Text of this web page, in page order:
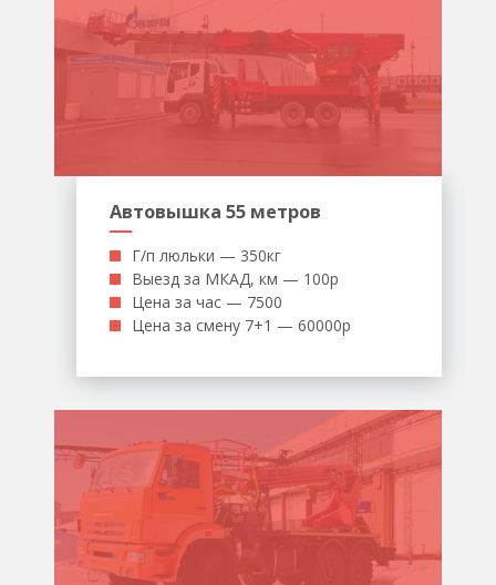
Автовышка 55 метров
Г/п люльки — 350кг
Выезд за МКАД, км — 100р
Цена за час — 7500
Цена за смену 7+1 — 60000р